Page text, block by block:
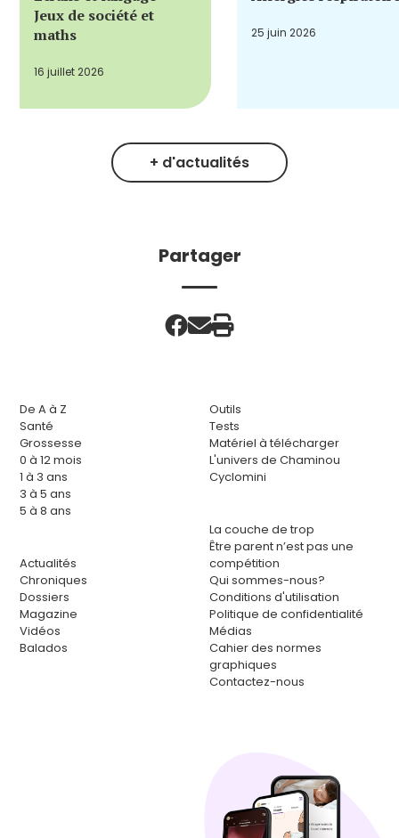
Jeux de société et
maths
16 juillet 2026
25 juin 2026
+ d'actualités
Partager
De A à Z
Santé
Grossesse
0 à 12 mois
1 à 3 ans
3 à 5 ans
5 à 8 ans
Actualités
Chroniques
Dossiers
Magazine
Vidéos
Balados
Outils
Tests
Matériel à télécharger
L'univers de Chaminou
Cyclomini
La couche de trop
Être parent n’est pas une
compétition
Qui sommes-nous?
Conditions d'utilisation
Politique de confidentialité
Médias
Cahier des normes
graphiques
Contactez-nous